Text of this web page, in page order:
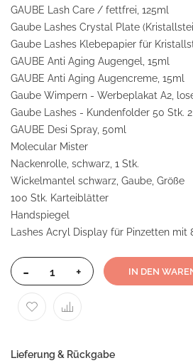
GAUBE Lash Care / fettfrei, 125ml
Gaube Lashes Crystal Plate
Gaube Lashes Klebepapier für
GAUBE Anti Aging Augengel, 15ml
GAUBE Anti Aging Augencreme, 15ml
Gaube Wimpern - Werbeplakat A2,
Gaube Lashes - Kundenfolder 50 Stk.
GAUBE Desi Spray, 50ml
Molecular Mister
Nackenrolle, schwarz, 1 Stk.
Wickelmantel schwarz, Gaube, Größe
100 Stk. Karteiblätter
Handspiegel
Lashes Acryl Display für Pinzetten mit
- + IN DEN
Lieferung & Rückgabe